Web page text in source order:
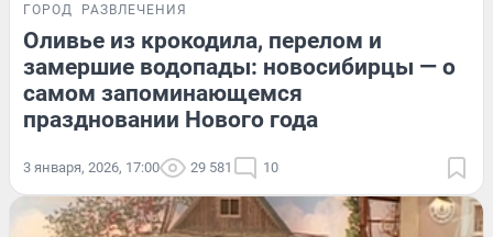
ГОРОД РАЗВЛЕЧЕНИЯ
Оливье из крокодила, перелом и
замершие водопады: новосибирцы — о
самом запоминающемся
праздновании Нового года
3 января, 2026, 17:00 29 581 10